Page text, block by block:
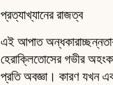
প্রত্যাখ্যানের রাজত্ব
এই আপাত
হেরাক্লিতোসের গভীর
প্রতি অবজ্ঞা। কারণ যখন